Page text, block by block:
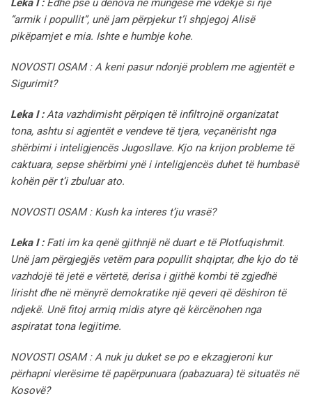
Leka I : Edhe pse u dënova në mungesë me vdekje si një
“armik i popullit”, unë jam përpjekur t’i shpjegoj Alisë
pikëpamjet e mia. Ishte e humbje kohe.
NOVOSTI OSAM : A keni pasur ndonjë problem me agjentët e
Sigurimit?
Leka I : Ata vazhdimisht përpiqen të infiltrojnë organizatat
tona, ashtu si agjentët e vendeve të tjera, veçanërisht nga
shërbimi i inteligjencës Jugosllave. Kjo na krijon probleme të
caktuara, sepse shërbimi ynë i inteligjencës duhet të humbasë
kohën për t’i zbuluar ato.
NOVOSTI OSAM : Kush ka interes t’ju vrasë?
Leka I : Fati im ka qenë gjithnjë në duart e të Plotfuqishmit.
Unë jam përgjegjës vetëm para popullit shqiptar, dhe kjo do të
vazhdojë të jetë e vërtetë, derisa i gjithë kombi të zgjedhë
lirisht dhe në mënyrë demokratike një qeveri që dëshiron të
ndjekë. Unë fitoj armiq midis atyre që kërcënohen nga
aspiratat tona legjitime.
NOVOSTI OSAM : A nuk ju duket se po e ekzagjeroni kur
përhapni vlerësime të papërpunuara (pabazuara) të situatës në
Kosovë?